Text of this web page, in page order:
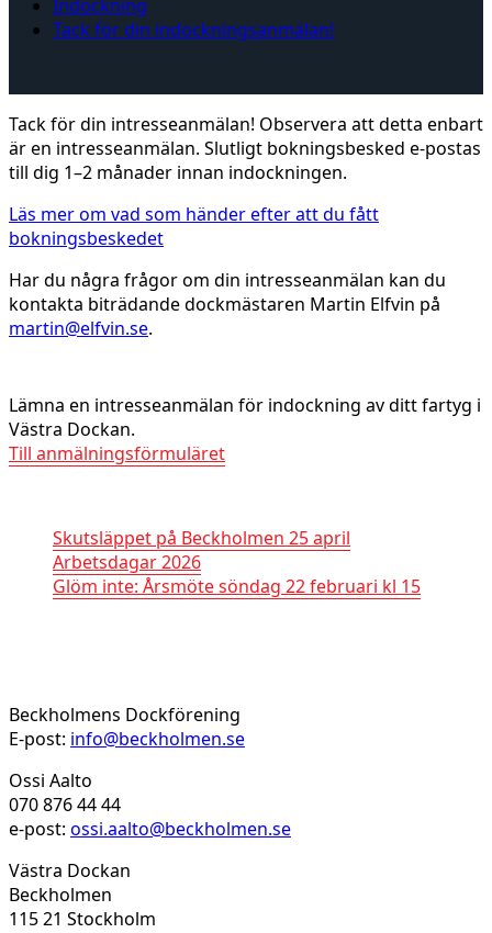
Indockning
Tack för din indockningsanmälan!
Tack för din intresseanmälan! Observera att detta enbart
är en intresseanmälan. Slutligt bokningsbesked e-postas
till dig 1–2 månader innan indockningen.
Läs mer om vad som händer efter att du fått
bokningsbeskedet
Har du några frågor om din intresseanmälan kan du
kontakta biträdande dockmästaren Martin Elfvin på
martin@elfvin.se.
Lämna en intresseanmälan för indockning av ditt fartyg i
Västra Dockan.
Till anmälningsförmuläret
Skutsläppet på Beckholmen 25 april
Arbetsdagar 2026
Glöm inte: Årsmöte söndag 22 februari kl 15
Beckholmens Dockförening
E-post: info@beckholmen.se
Ossi Aalto
070 876 44 44
e-post: ossi.aalto@beckholmen.se
Västra Dockan
Beckholmen
115 21 Stockholm